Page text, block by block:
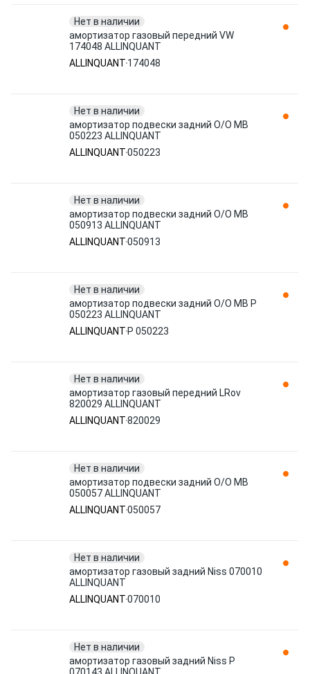
Нет в наличии
амортизатор газовый передний VW
174048 ALLINQUANT
ALLINQUANT 174048
Нет в наличии
амортизатор подвески задний O/O MB
050223 ALLINQUANT
ALLINQUANT050223
Нет в наличии
амортизатор подвески задний O/O MB
050913 ALLINQUANT
ALLINQUANT050913
Нет в наличии
амортизатор подвески задний O/O MB P
050223 ALLINQUANT
ALLINQUANT P 050223
Нет в наличии
амортизатор газовый передний LRov
820029 ALLINQUANT
ALLINQUANT820029
Нет в наличии
амортизатор подвески задний O/O MB
050057 ALLINQUANT
ALLINQUANT050057
Нет в наличии
амортизатор газовый задний Niss 070010
ALLINQUANT
ALLINQUANT070010
Нет в наличии
амортизатор газовый задний Niss P